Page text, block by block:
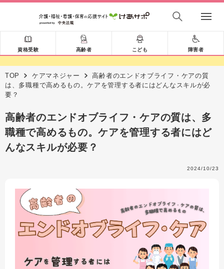
資格受験 高齢者 こども 障害者
TOP ケアマネジャー
高齢者のエンドオブライフ・ケアの質
は、多職種で高めるもの。ケアを管理する者にはどんなスキルが必
要？
高齢者のエンドオブライフ・ケアの質は、多
職種で高めるもの。ケアを管理する者にはど
んなスキルが必要？
2024/10/23